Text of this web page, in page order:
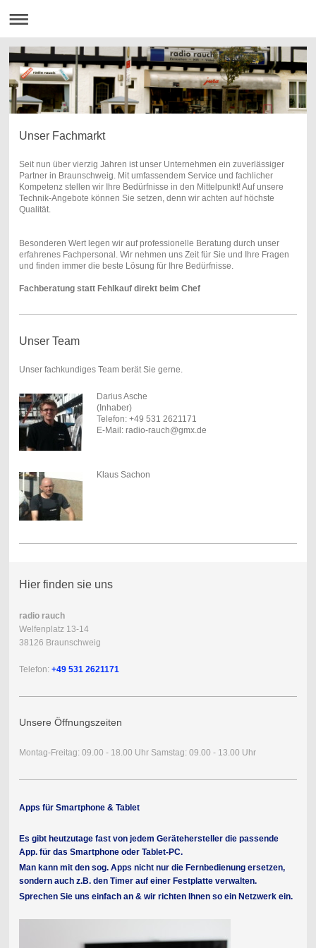
Unser Fachmarkt
Seit nun über vierzig Jahren ist unser Unternehmen ein zuverlässiger
Partner in Braunschweig. Mit umfassendem Service und fachlicher
Kompetenz stellen wir Ihre Bedürfnisse in den Mittelpunkt! Auf unsere
Technik-Angebote können Sie setzen, denn wir achten auf höchste
Qualität.
Besonderen Wert legen wir auf professionelle Beratung durch unser
erfahrenes Fachpersonal. Wir nehmen uns Zeit für Sie und Ihre Fragen
und finden immer die beste Lösung für Ihre Bedürfnisse.
Fachberatung statt Fehlkauf direkt beim Chef
Unser Team
Unser fachkundiges Team berät Sie gerne.
Darius Asche
(Inhaber)
Telefon: +49 531 2621171
E-Mail: radio-rauch@gmx.de
Klaus Sachon
Hier finden sie uns
radio rauch
Welfenplatz 13-14
38126 Braunschweig
Telefon: +49 531 2621171
Unsere Öffnungszeiten
Montag-Freitag: 09.00 - 18.00 Uhr Samstag: 09.00 - 13.00 Uhr
Apps für Smartphone & Tablet
Es gibt heutzutage fast von jedem Gerätehersteller die passende
App. für das Smartphone oder Tablet-PC.
Man kann mit den sog. Apps nicht nur die Fernbedienung ersetzen,
sondern auch z.B. den Timer auf einer Festplatte verwalten.
Sprechen Sie uns einfach an & wir richten Ihnen so ein Netzwerk ein.